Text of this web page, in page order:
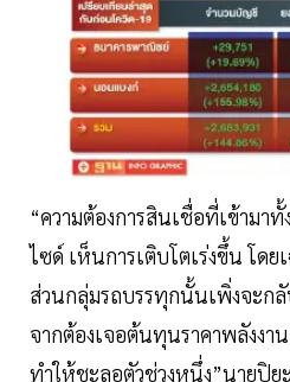
“ความต้องการสินเชื่อที่เข้ามาทั้
ไซด์ เห็นการเติบโตเร่งขึ้น โด
ส่วนกลุ่มรถบรรทุกนั้นเพิ่งจะก
จากต้องเจอต้นทุนราคาพลังงา
ทำให้ชะลอตัวช่วงหนึ่ง”นายปิย